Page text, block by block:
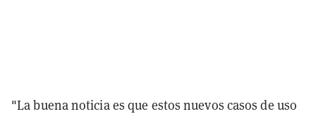
"La buena noticia es que estos nuevos casos de uso